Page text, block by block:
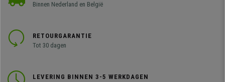
Binnen Nederland en België
RETOURGARANTIE
Tot 30 dagen
LEVERING BINNEN 3-5 WERKDAGEN